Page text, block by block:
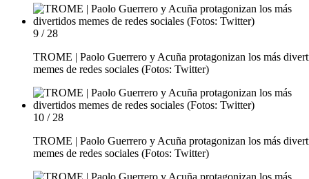
9 / 28
TROME | Paolo Guerrero y Acuña protagonizan los más
memes de redes sociales (Fotos: Twitter)
10 / 28
TROME | Paolo Guerrero y Acuña protagonizan los más
memes de redes sociales (Fotos: Twitter)